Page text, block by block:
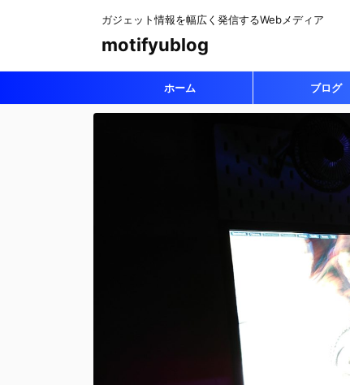
ガジェット情報を幅広く発信するWebメディア
motifyublog
ホーム ブログ